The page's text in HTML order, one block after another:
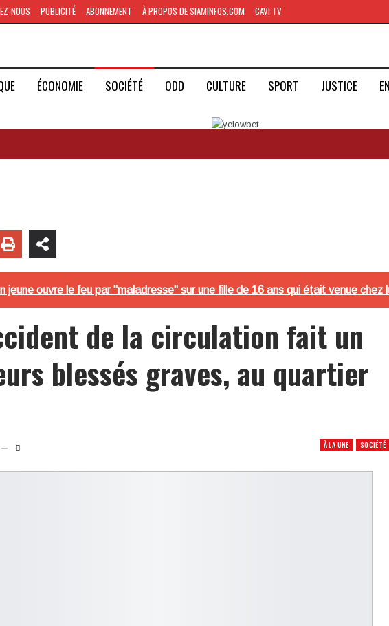
NOUS PUBLICITÉ ABONNEMENT À PROPOS DE SIAMINFOS.COM CAVI TV
ÉCONOMIE SOCIÉTÉ ODD CULTURE SPORT JUSTICE
jeune ouvre le feu par "maladresse" sur une fille de 16 ans qui était venue
de la circulation fait un
blessés graves, au quartier
À LA UNE SOCIÉTÉ